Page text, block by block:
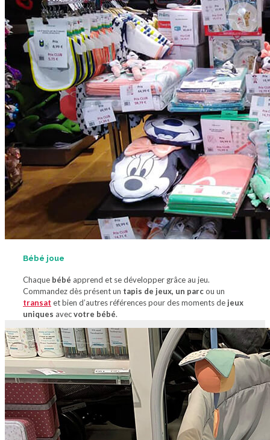
Bébé joue
Chaque bébé apprend et se développer grâce au jeu.
Commandez dès présent un tapis de jeux, un parcou un
transat et bien d’autres références pour des moments de jeux
uniques avecvotre bébé.